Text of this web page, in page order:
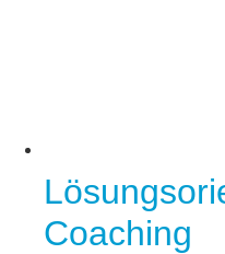
Coaching